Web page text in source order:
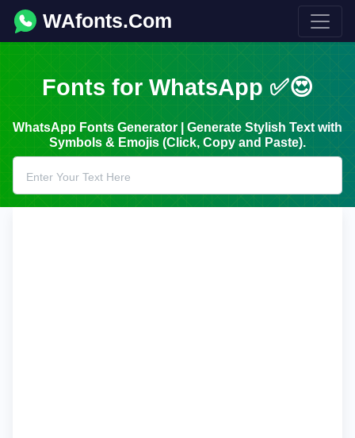
WAfonts.Com
Fonts for WhatsApp ✅😍
WhatsApp Fonts Generator | Generate Stylish Text with
Symbols & Emojis (Click, Copy and Paste).